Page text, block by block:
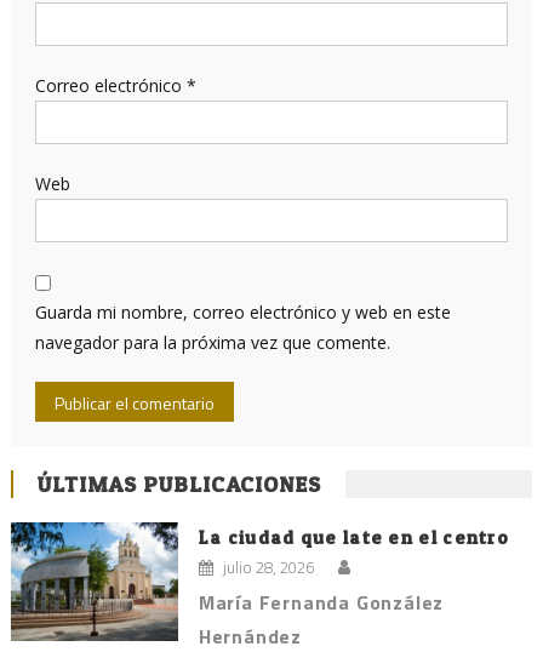
Correo electrónico *
Web
Guarda mi nombre, correo electrónico y web en este
navegador para la próxima vez que comente.
ÚLTIMAS PUBLICACIONES
La ciudad que late en el centro
julio 28, 2026
María Fernanda González
Hernández